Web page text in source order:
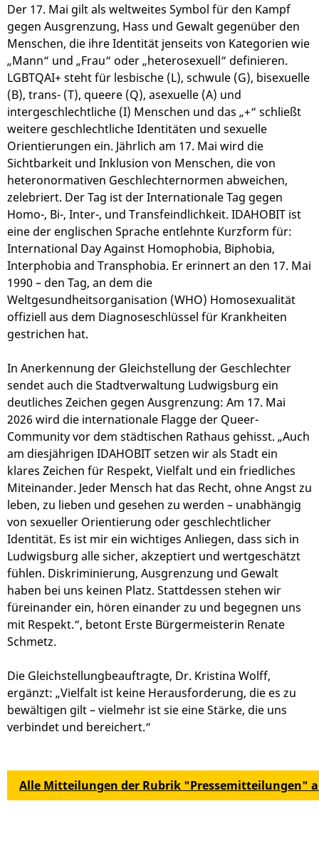
Der 17. Mai gilt als weltweites Symbol für den Kampf
gegen Ausgrenzung, Hass und Gewalt gegenüber den
Menschen, die ihre Identität jenseits von Kategorien wie
„Mann“ und „Frau“ oder „heterosexuell“ definieren.
LGBTQAI+ steht für lesbische (L), schwule (G), bisexuelle
(B), trans- (T), queere (Q), asexuelle (A) und
intergeschlechtliche (I) Menschen und das „+“ schließt
weitere geschlechtliche Identitäten und sexuelle
Orientierungen ein. Jährlich am 17. Mai wird die
Sichtbarkeit und Inklusion von Menschen, die von
heteronormativen Geschlechternormen abweichen,
zelebriert. Der Tag ist der Internationale Tag gegen
Homo-, Bi-, Inter-, und Transfeindlichkeit. IDAHOBIT ist
eine der englischen Sprache entlehnte Kurzform für:
International Day Against Homophobia, Biphobia,
Interphobia and Transphobia. Er erinnert an den 17. Mai
1990 – den Tag, an dem die
Weltgesundheitsorganisation (WHO) Homosexualität
offiziell aus dem Diagnoseschlüssel für Krankheiten
gestrichen hat.
In Anerkennung der Gleichstellung der Geschlechter
sendet auch die Stadtverwaltung Ludwigsburg ein
deutliches Zeichen gegen Ausgrenzung: Am 17. Mai
2026 wird die internationale Flagge der Queer-
Community vor dem städtischen Rathaus gehisst. „Auch
am diesjährigen IDAHOBIT setzen wir als Stadt ein
klares Zeichen für Respekt, Vielfalt und ein friedliches
Miteinander. Jeder Mensch hat das Recht, ohne Angst zu
leben, zu lieben und gesehen zu werden – unabhängig
von sexueller Orientierung oder geschlechtlicher
Identität. Es ist mir ein wichtiges Anliegen, dass sich in
Ludwigsburg alle sicher, akzeptiert und wertgeschätzt
fühlen. Diskriminierung, Ausgrenzung und Gewalt
haben bei uns keinen Platz. Stattdessen stehen wir
füreinander ein, hören einander zu und begegnen uns
mit Respekt.“, betont Erste Bürgermeisterin Renate
Schmetz.
Die Gleichstellungbeauftragte, Dr. Kristina Wolff,
ergänzt: „Vielfalt ist keine Herausforderung, die es zu
bewältigen gilt – vielmehr ist sie eine Stärke, die uns
verbindet und bereichert.“
Alle Mitteilungen der Rubrik "Pressemitteilungen"